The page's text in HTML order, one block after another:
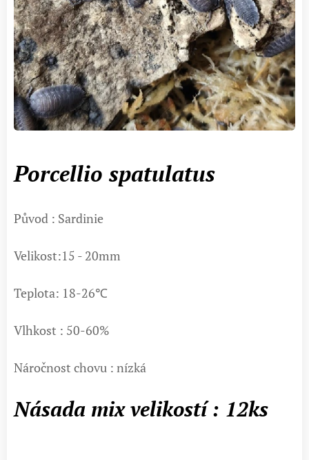
Porcellio spatulatus
Původ : Sardinie
Velikost:15 - 20mm
Teplota: 18-26℃
Vlhkost : 50-60%
Náročnost chovu : nízká
Násada mix velikostí : 12ks